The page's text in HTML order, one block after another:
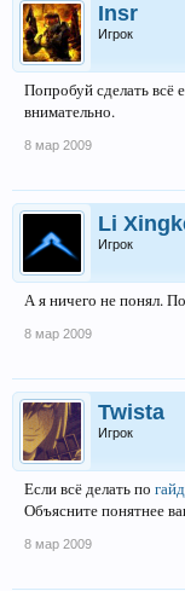
Insr
Игрок
Попробуй сделать всё
внимательно.
8 мар 2009
Li
Игрок
А я ничего не понял.
8 мар 2009
Twista
Игрок
Если всё делать по
Объясните понятнее
8 мар 2009